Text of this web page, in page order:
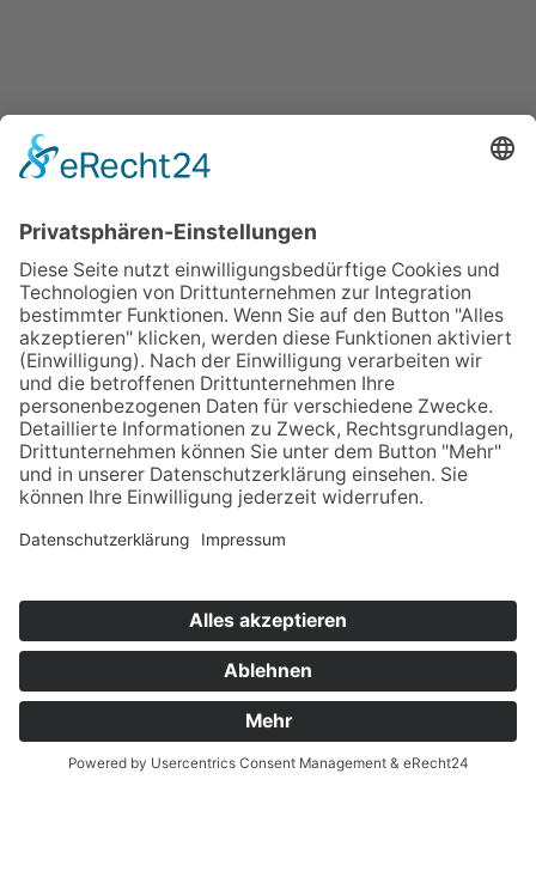
Was können wir für Sie tun?
Spektrum Malerwerkstätten
GmbH Chemnitz
Planitzwiese 21
09130 Chemnitz
Fax0371 44445122
E-MAIL SCHREIBEN
Wir benötigen Ihre Zustimmung, um den
Google Maps-Service zu laden!
Wir verwenden einen Service eines